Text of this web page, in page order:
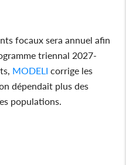
focaux sera annuel afin
triennal 2027-
MODELI corrige les
dépendait plus des
populations.